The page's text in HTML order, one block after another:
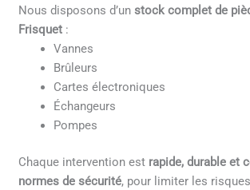
Nous disposons d’unstock complet de
Frisquet :
Vannes
Brûleurs
Cartes électroniques
Échangeurs
Pompes
Chaque intervention est rapide, durable et
normes de sécurité, pour limiter les